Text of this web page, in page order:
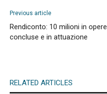
Previous article
Rendiconto: 10 milioni in opere
concluse e in attuazione
RELATED ARTICLES